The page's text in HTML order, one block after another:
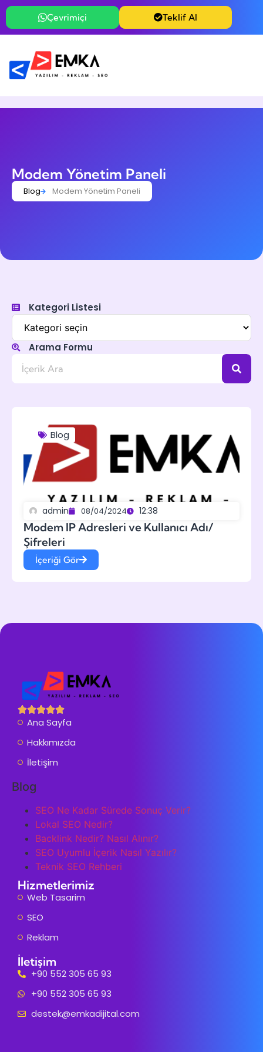
Çevrimiçi Teklif Al
Blog Modem Yönetim Paneli
Modem Yönetim Paneli
Kategori Listesi
Arama Formu
admin 08/04/2024 12:38
Modem IP Adresleri ve Kullanıcı Adı/
Şifreleri
İçeriği Gör
Blog
Ana Sayfa
Hakkımızda
İletişim
Blog
SEO Ne Kadar Sürede Sonuç Verir?
Lokal SEO Nedir?
Backlink Nedir? Nasıl Alınır?
SEO Uyumlu İçerik Nasıl Yazılır?
Teknik SEO Rehberi
Hizmetlerimiz
Web Tasarim
SEO
Reklam
İletişim
+90 552 305 65 93
+90 552 305 65 93
destek@emkadijital.com